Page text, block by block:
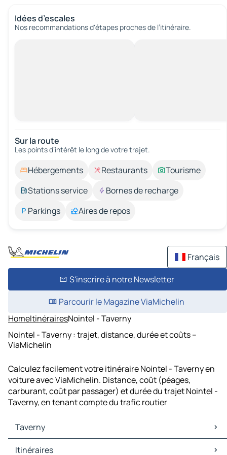
Idées d’escales
Nos recommandations d'étapes proches de l’itinéraire.
Sur la route
Les points d’intérêt le long de votre trajet.
Hébergements Restaurants
Tourisme
Stations service
Bornes de recharge
Parkings
Aires de repos
Français
S'inscrire à notre Newsletter
Parcourir le Magazine ViaMichelin
HomeItinérairesNointel - Taverny
Nointel - Taverny : trajet, distance, durée et coûts –
ViaMichelin
Calculez facilement votre itinéraire Nointel - Taverny en
voiture avec ViaMichelin. Distance, coût (péages,
carburant, coût par passager) et durée du trajet Nointel -
Taverny, en tenant compte du trafic routier
Taverny
Taverny Cartes et plans
Itinéraires